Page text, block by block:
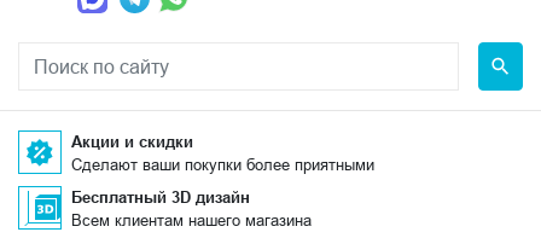
Акции и скидки
Сделают ваши покупки более приятными
Бесплатный 3D дизайн
Всем клиентам нашего магазина